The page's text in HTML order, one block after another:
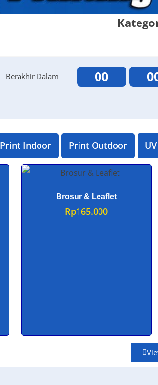
Berakhir Dalam 00
Print Indoor Print Outdoor
Brosur & Leaflet
Rp165.000